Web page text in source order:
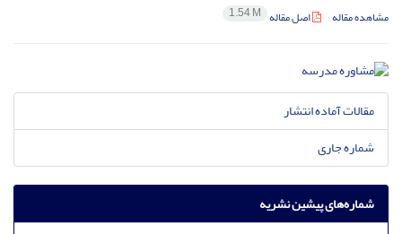
مشاهده مقاله اصل مقاله 1.54 M
مقالات آماده انتشار
شماره جاری
شماره‌های پیشین نشریه